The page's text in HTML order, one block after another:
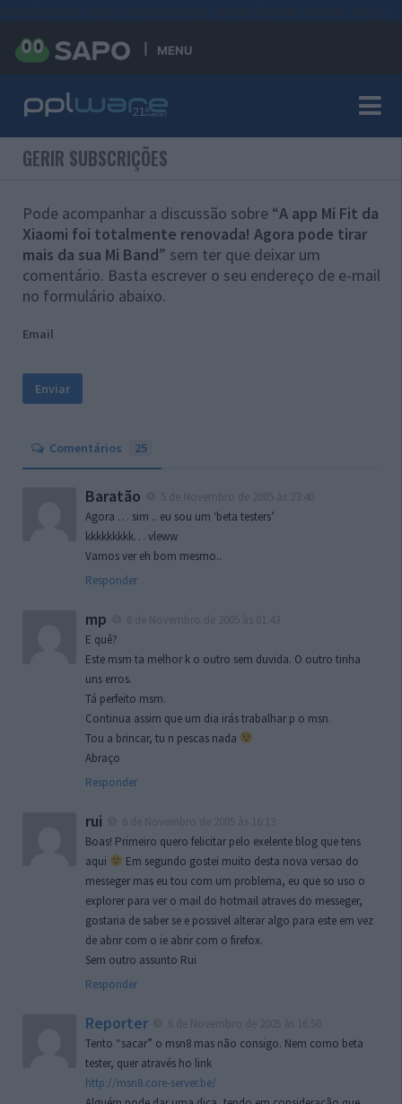
MENU
GERIR SUBSCRIÇÕES
Pode acompanhar a discussão sobre “A app Mi Fit da
Xiaomi foi totalmente renovada! Agora pode tirar
mais da sua Mi Band” sem ter que deixar um
comentário. Basta escrever o seu endereço de e-mail
no formulário abaixo.
Email
Comentários 25
Baratão
Agora … sim .. eu sou um ‘beta testers’
kkkkkkkkk… vleww
Vamos ver eh bom mesmo..
Responder
mp
E quê?
Este msm ta melhor k o outro sem duvida. O outro tinha
uns erros.
Tá perfeito msm.
Continua assim que um dia irás trabalhar p o msn.
Tou a brincar, tu n pescas nada
Abraço
Responder
rui
Boas! Primeiro quero felicitar pelo exelente blog que tens
aqui
Em segundo gostei muito desta nova versao do
messeger mas eu tou com um problema, eu que so uso o
explorer para ver o mail do hotmail atraves do messeger,
gostaria de saber se e possivel alterar algo para este em vez
de abrir com o ie abrir com o firefox.
Sem outro assunto Rui
Responder
Reporter
Tento “sacar” o msn8 mas não consigo. Nem como beta
tester, quer através ho link
http://msn8.core-server.be/